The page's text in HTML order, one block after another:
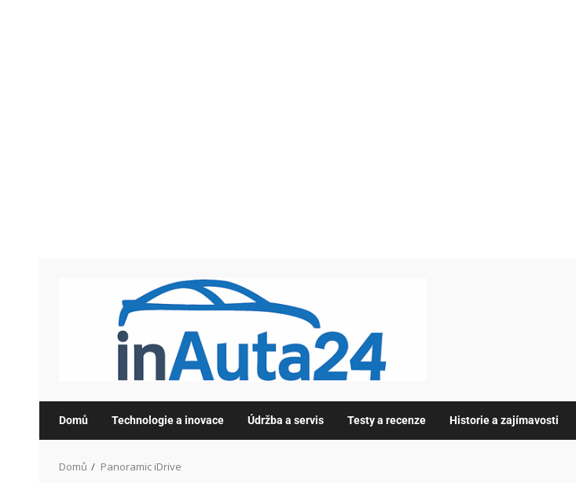
Domů Technologie a inovace Údržba a servis Testy a recenze Historie a zajímavosti
Domů Panoramic iDrive